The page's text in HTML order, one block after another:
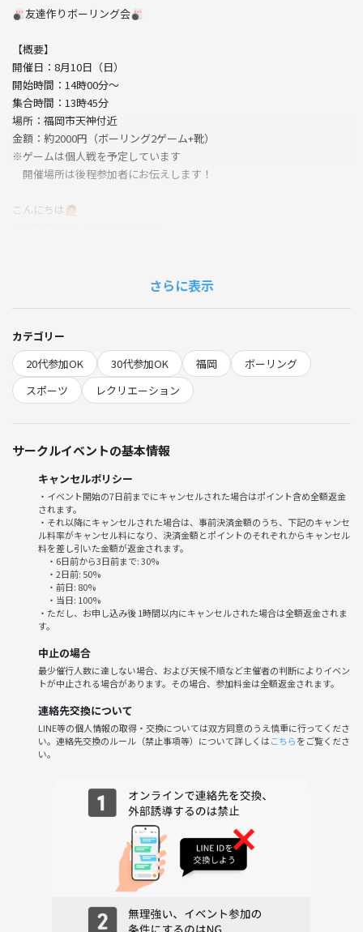
🎳友達作りボーリング会🎳
【概要】
開催日：8月10日（日）
開始時間：14時00分～
集合時間：13時45分
場所：福岡市天神付近
金額：約2000円（ボーリング2ゲーム+靴）
※ゲームは個人戦を予定しています
開催場所は後程参加者にお伝えします！
こんにちは🙋
友達ほしい！！
ちょっと太ってきたから痩せないかな…
ということで、ボーリング会を企画しました😆🎉
【大募集】
・運動苦手だけど実はやってみたいんだよねって人
・ガチよりもゆるーく楽しみたい人
・こっそり練習したい人
・ストレス発散したい人
・同年代の知り合いが欲しい人
・皆でわいわいして友達になりたいなって人
・新しく何かに挑戦したい人
・社外に友達欲しい人
是非一緒にボーリングをしましょう😁
私自身はボーリングを10年ぶりにやったら最初のスコア47点位でした
ボールがどこに転がるか分からないような状態です笑
主催者がボロボロなので、運動苦手な人も安心して参加してくれると嬉
しいです😆
1人参加の方も初めて参加で緊張している人も大歓迎❣️サポートします
スポーツしながら会話して仲の良い人ができるって素敵ですよね✨
もし失敗しても応援しあえる場を皆で創りましょう😊
下記の行為はご遠慮ください！
・勧誘・営業・告知・引き抜き・しつこいナンパ・暴言など
・プライバシーの観点から勝手に写真撮影をし、SNSにアップロードす
ることもNGです！
さらに表示
カテゴリー
20代参加OK
30代参加OK 福岡
ボーリング
スポーツ
レクリエーション
サークルイベントの基本情報
キャンセルポリシー
・イベント開始の7日前までにキャンセルされた場合はポイント含め全額返金
されます。
・それ以降にキャンセルされた場合は、事前決済金額のうち、下記のキャンセ
ル料率がキャンセル料になり、決済金額とポイントのそれぞれからキャンセル
料を差し引いた金額が返金されます。
・6日前から3日前まで: 30%
・2日前: 50%
・前日: 80%
・当日: 100%
・ただし、お申し込み後 1時間以内にキャンセルされた場合は全額返金されま
す。
中止の場合
最少催行人数に達しない場合、および天候不順など主催者の判断によりイベン
トが中止される場合があります。その場合、参加料金は全額返金されます。
連絡先交換について
LINE等の個人情報の取得・交換については双方同意のうえ慎重に行ってくださ
い。連絡先交換のルール（禁止事項等）について詳しくはこちらをご覧くださ
い。